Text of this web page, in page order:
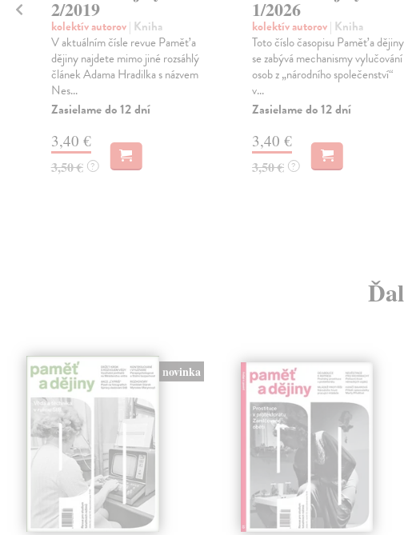
2/2019
kolektív autorov| Kniha
V aktuálním čísle revue Paměť a
dějiny najdete mimo jiné rozsáhlý
článek Adama Hradilka s názvem
Nes...
Zasielame do 12 dní
3,40 €
3,50 € ?
1/2026
kolektív autorov| Kniha
Toto číslo časopisu Paměť a dějiny
se zabývá mechanismy vylučování
osob z „národního společenství“
v...
Zasielame do 12 dní
3,40 €
3,50 € ?
novinka